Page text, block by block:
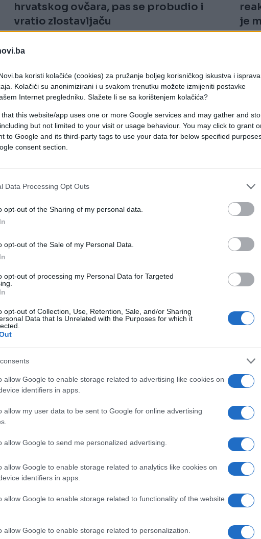
koristi kolačiće (cookies) za pružanje boljeg korisničkog iskustva i
Kolačići su anonimizirani i u svakom trenutku možete izmijeniti postavke
Internet pregledniku. Slažete li se sa korištenjem kolačića?
that this website/app uses one or more Google services and may gather and
but not limited to your visit or usage behaviour. You may click to grant
to Google and its third-party tags to use your data for below specified
consent section.
Data Processing Opt Outs
opt-out of the Sharing of my personal data.
opt-out of the Sale of my Personal Data.
opt-out of processing my Personal Data for Targeted
opt-out of Collection, Use, Retention, Sale, and/or Sharing
Data that Is Unrelated with the Purposes for which it
allow Google to enable storage related to advertising like cookies on
identifiers in apps.
allow my user data to be sent to Google for online advertising
allow Google to send me personalized advertising.
allow Google to enable storage related to analytics like cookies on
identifiers in apps.
allow Google to enable storage related to functionality of the website
allow Google to enable storage related to personalization.
hrvatskog ovčara, pas se probudio i
vratio zlostavljaču
Saznaj više
je
Pas je bio na čamcu i vidio delfine u
neočekivano (VIDEO)
26.10.16. 16:47
Urnebesno: Pogledajte kako
popne uz stepenice (VIDEO)